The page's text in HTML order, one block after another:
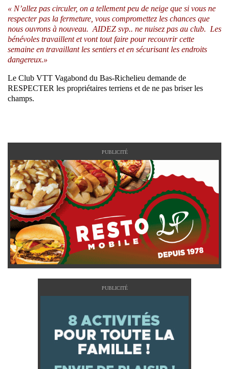
« N’allez pas circuler, on a tellement peu de neige que si vous ne
respecter pas la fermeture, vous compromettez les chances que
nous ouvrons à nouveau. AIDEZ svp.. ne nuisez pas au club. Les
bénévoles travaillent et vont tout faire pour recouvrir cette
semaine en travaillant les sentiers et en sécurisant les endroits
dangereux.»
Le Club VTT Vagabond du Bas-Richelieu demande de
RESPECTER les propriétaires terriens et de ne pas briser les
champs.
PUBLICITÉ
PUBLICITÉ